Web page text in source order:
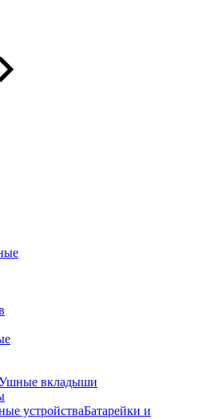
вкладыши
Батарейки и